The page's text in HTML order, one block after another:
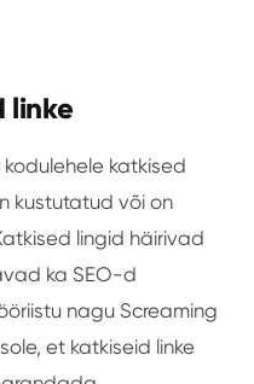
linke
katkised
kustutatud või on
lingid häirivad
ka SEO-d
nagu Screaming
et katkiseid linke